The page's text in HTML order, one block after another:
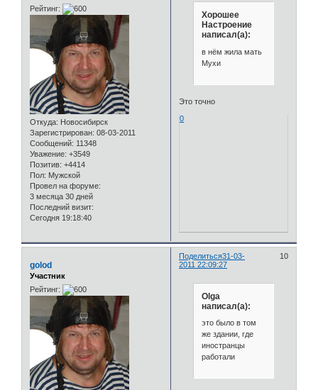
Рейтинг:
Откуда: Новосибирск
Зарегистрирован: 08-03-2011
Сообщений: 11348
Уважение: +3549
Позитив: +4414
Пол: Мужской
Провел на форуме:
3 месяца 30 дней
Последний визит:
Сегодня 19:18:40
Хорошее
Настроение
написал(а):
в нём жила мать
Мухи
Это точно
0
Поделиться 10
31-03-
2011 22:09:27
golod
Участник
Рейтинг:
Olga
написал(а):
это было в том
же здании, где
иностранцы
работали